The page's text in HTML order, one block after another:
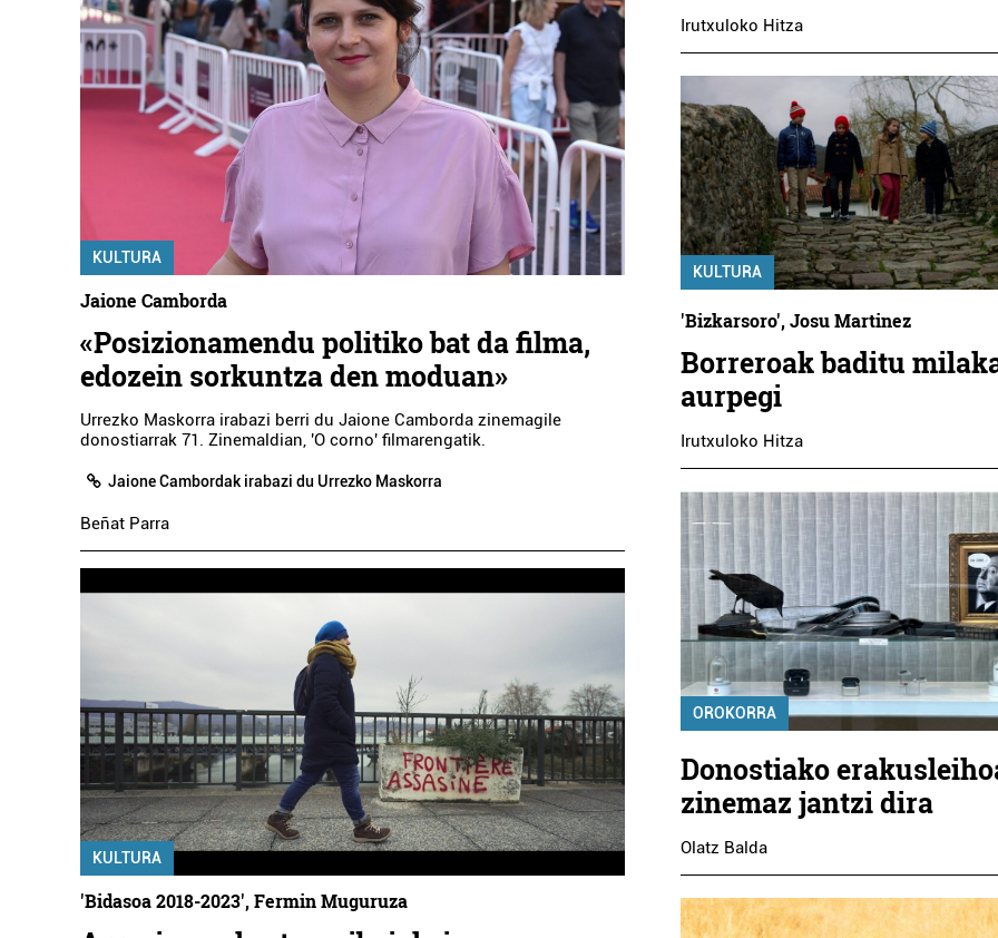
KULTURA
Jaione Camborda
«Posizionamendu politiko bat da filma,
edozein sorkuntza den moduan»
Urrezko Maskorra irabazi berri du Jaione Camborda zinemagile
donostiarrak 71. Zinemaldian, 'O corno' filmarengatik.
Jaione Cambordak irabazi du Urrezko Maskorra
Beñat Parra
KULTURA
'Bidasoa 2018-2023', Fermin Muguruza
Irutxuloko Hitza
KULTURA
'Bizkarsoro', Josu Martinez
Borreroak baditu
aurpegi
Irutxuloko Hitza
OROKORRA
Donostiako
zinemaz jantzi dira
Olatz Balda